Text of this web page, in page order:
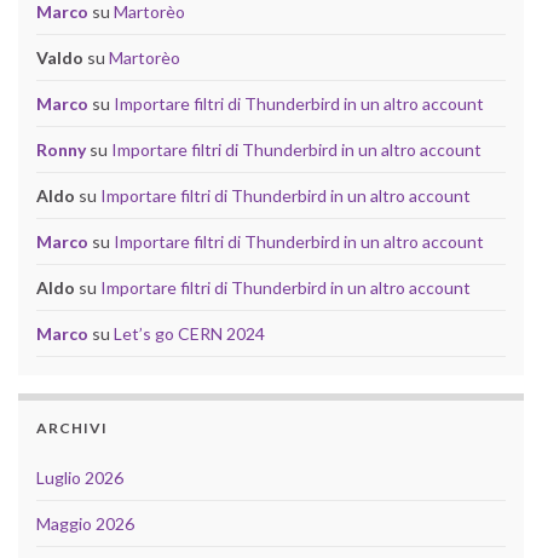
Marco su Martorèo
Valdo su Martorèo
Marco su Importare filtri di Thunderbird in un altro account
Ronnysu Importare filtri di Thunderbird in un altro account
Aldo su Importare filtri di Thunderbird in un altro account
Marco su Importare filtri di Thunderbird in un altro account
Aldo su Importare filtri di Thunderbird in un altro account
Marco su Let’s go CERN 2024
ARCHIVI
Luglio 2026
Maggio 2026